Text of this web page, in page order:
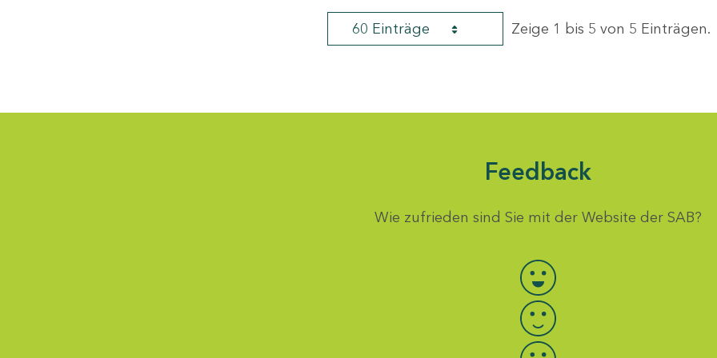
60 Einträge Zeige 1 bis 5 von 5 Einträgen.
Feedback
Wie zufrieden sind Sie mit der Website der SAB?
Bewertung auswählen